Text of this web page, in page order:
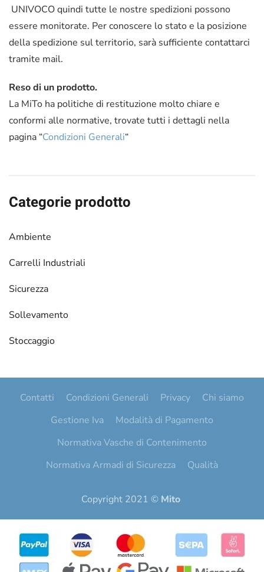
UNIVOCO quindi tutte le nostre spedizioni possono
essere monitorate. Per conoscere lo stato e la posizione
della spedizione sul territorio, sarà sufficiente contattarci
tramite mail.
Reso di un prodotto.
La MiTo ha politiche di restituzione molto chiare e
conformi alle normative, trovate tutti i dettagli nella
pagina “Condizioni Generali“
Categorie prodotto
Ambiente
Carrelli Industriali
Sicurezza
Sollevamento
Stoccaggio
Contatti Condizioni Generali Privacy
Chi siamo
Gestione Iva
Modalità di Pagamento
Normativa Vasche di Contenimento
Normativa Armadi di Sicurezza
Qualità
Copyright 2021 © Mito